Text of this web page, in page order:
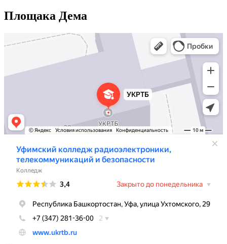
Площака Дема
Уфимский колледж радиоэлектроники, телекоммуникаций и безопасности
Колледж в Уфе